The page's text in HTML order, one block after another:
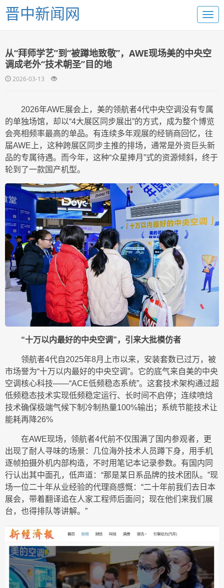
晋中新闻网
从“拜师学艺”到“被蹲地致敬”，AWE现场美的中央空
调成老外“技术朝圣”目的地
2026-03-13
2026年AWE展会上，美的领航者4代中央空调没有专属
的单独场馆，却以“4大展区同步展出”的方式，成为整个博览
会亮相频率最高的单品。有连续多年观展的经销商回忆，往
届AWE上，这种跨展区同步主推的排场，通常是外资巨头新
品的专属待遇。而今年，这种“众星捧月”式的资源倾斜，终于
轮到了一款国产机型。
“十万以内最好的中央空调”，引来大批模仿者
领航者4代自2025年8月上市以来，安装套数已过万，被
市场誉为“十万以内最好的中央空调”。它的底气来自美的中央
空调核心科技——“ACE低频稳态系统”。这套技术架构通过超
低频稳态技术实现低频稳定运行、长时间不启停；连续喷焓
技术确保极端气候下制冷制热量100%输出；系统节能技术让
能耗再降26%
在AWE现场，领航者4代前不仅围满了国内参观者，更
出现了耐人寻味的场景：几位海外技术人员蹲下身，用手机
逐帧拍摄外机内部构造，不时用笔记本记录参数。有国内同
行认出其中面孔，低声道：“那是某日系品牌的技术团队。”现
场一位二十年从业经验的代理商感慨：“二十年前我们去日本
展会，带着翻译追在人家工程师后面问；现在他们来我们展
台，也得排队等讲解。”